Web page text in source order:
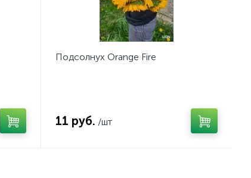
Подсолнух Orange Fire
11 руб. /шт